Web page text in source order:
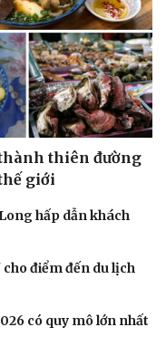
đổi số
thiên đường
giới
hấp dẫn khách
điểm đến du lịch
có quy mô lớn nhất